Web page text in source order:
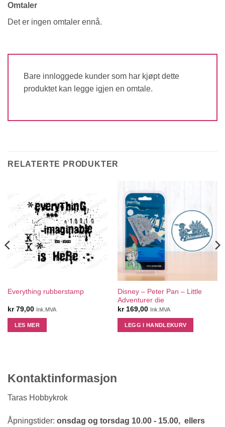
Omtaler
Det er ingen omtaler ennå.
Bare innloggede kunder som har kjøpt dette
produktet kan legge igjen en omtale.
RELATERTE PRODUKTER
Everything rubberstamp
kr79,00 Ink.MVA
LES MER
Disney – Peter Pan – Little
Adventurer die
kr169,00 Ink.MVA
LEGG I HANDLEKURV
Kontaktinformasjon
Taras Hobbykrok
Åpningstider: onsdag og torsdag 10.00 - 15.00, ellers